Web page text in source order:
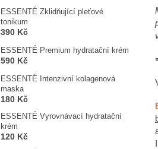
ESSENTÉ Zklidňující pleťové
tonikum
390 Kč
ESSENTÉ Premium hydratační krém
590 Kč
ESSENTÉ Intenzivní kolagenová
maska
180 Kč
ESSENTÉ Vyrovnávací hydratační
krém
120 Kč